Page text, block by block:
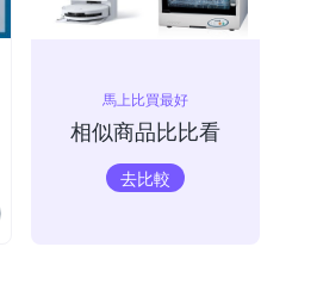
馬上比買最好
相似商品比比看
去比較